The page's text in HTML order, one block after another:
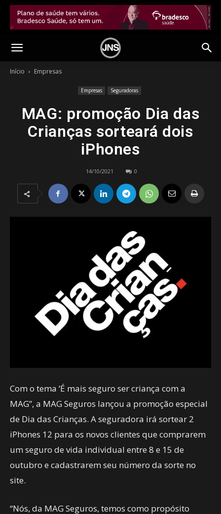
Início Empresas
Empresas Seguradoras
MAG: promoção Dia das
Crianças sorteará dois
iPhones
14/10/2021 0
Com o tema ‘É mais seguro ser criança com a
MAG”, a MAG Seguros lançou a promoção especial
de Dia das Crianças. A seguradora irá sortear 2
iPhones 12 para os novos clientes que comprarem
um seguro de vida individual entre 8 e 15 de
outubro e cadastrarem seu número da sorte no
site.
“Nós, da MAG Seguros, temos como propósito